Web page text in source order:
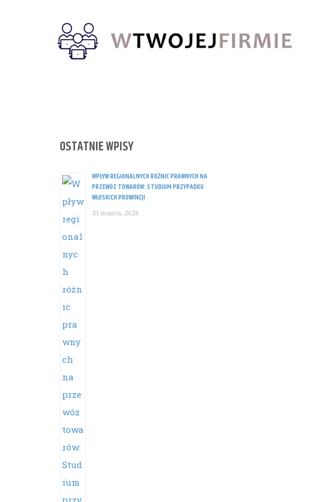
OSTATNIE WPISY
WPŁYW REGIONALNYCH RÓŻNIC PRAWNYCH NA
PRZEWÓZ TOWARÓW: STUDIUM PRZYPADKU
WŁOSKICH PROWINCJI
31 marca, 2026